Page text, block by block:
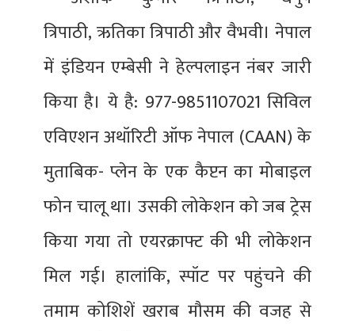
त्रिपाठी, ऋतिका त्रिपाठी और वैभवी। नेपाल
में इंडियन एम्बेसी ने हेल्पलाइन नंबर जारी
किया है। ये है: 977-9851107021 सिविल
एविएशन अथॉरिटी ऑफ नेपाल (CAAN) के
मुताबिक- प्लेन के एक कैप्टन का मोबाइल
फोन चालू था। उसकी लोकेशन को जब ट्रेस
किया गया तो एयरक्राफ्ट की भी लोकेशन
मिल गई। हालांकि, स्पॉट पर पहुंचने की
तमाम कोशिशें खराब मौसम की वजह से